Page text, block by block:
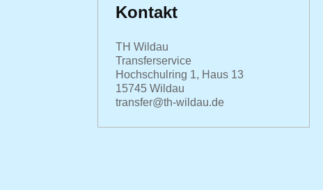
Kontakt
TH Wildau
Transferservice
Hochschulring 1, Haus 13
15745 Wildau
transfer@th-wildau.de